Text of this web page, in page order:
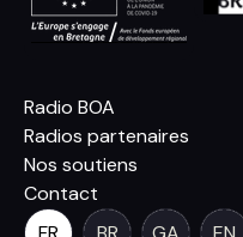
Radio BOA
Radios partenaires
Nos soutiens
Contact